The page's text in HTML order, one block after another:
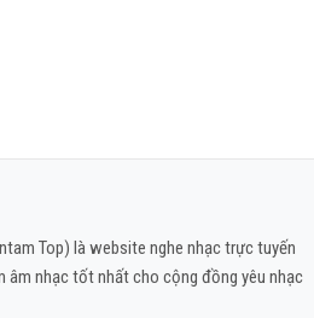
Top) là website nghe nhạc trực tuyến
âm nhạc tốt nhất cho cộng đồng yêu nhạc